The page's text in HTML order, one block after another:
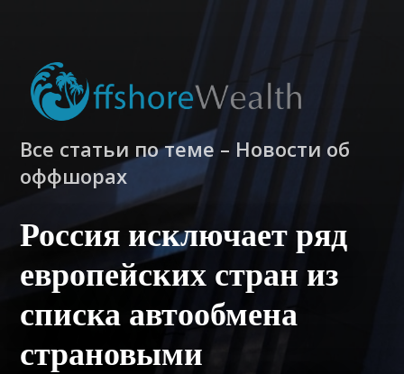
Все статьи по теме – Новости об
оффшорах
Россия исключает ряд
европейских стран из
списка автообмена
страновыми